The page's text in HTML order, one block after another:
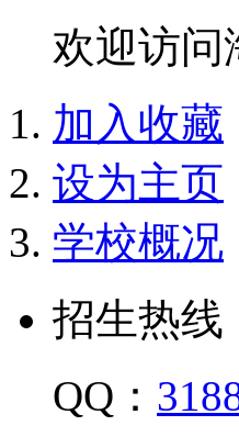
欢迎访问
加入收藏
设为主页
学校概况
招生热线
QQ：